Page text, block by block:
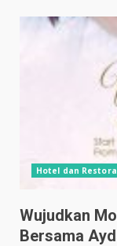
Hotel dan
Wujudkan
Bersama